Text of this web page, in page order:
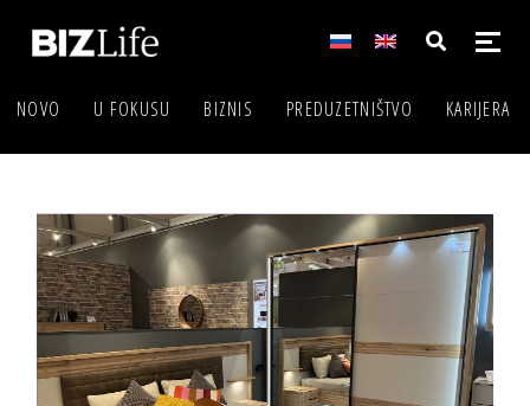
NOVO U FOKUSU BIZNIS PREDUZETNIŠTVO KARIJERA